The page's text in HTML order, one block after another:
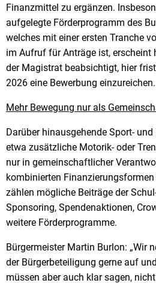
Finanzmittel zu ergänzen.
aufgelegte Förderprogramm des
welches mit einer ersten Tranche
im Aufruf für Anträge ist, erscheint
der Magistrat beabsichtigt, hier
2026 eine Bewerbung einzureichen.
Mehr Bewegung nur als
Darüber hinausgehende Sport-
etwa zusätzliche Motorik- oder
nur in gemeinschaftlicher
kombinierten
zählen mögliche Beiträge der
Sponsoring, Spendenaktionen,
weitere Förderprogramme.
Bürgermeister Martin Burlon: „Wir
der Bürgerbeteiligung gerne auf
müssen aber auch klar sagen,